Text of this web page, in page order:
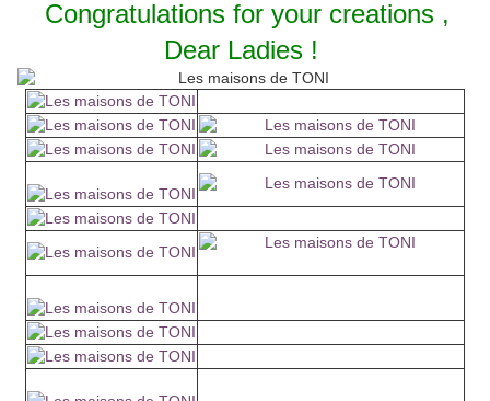
Congratulations for your creations ,
Dear Ladies !